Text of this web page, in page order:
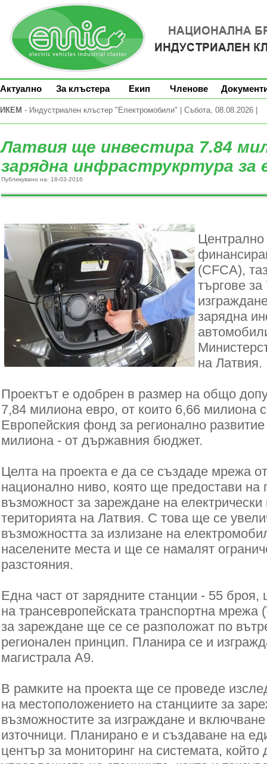
Актуално За клъстера Екип Членове
ИКЕМ - Индустриален клъстер "Електромобили" | Събота, 08.08.2026 |
Латвия ще инвестира 7.84
зарядна инфраструкртура за
Публикувано на: 18-03-2016
Централно
(CFCA),
търгове
зарядна
на Латвия.
Проектът е одобрен в размер на общо
7,84 милиона евро, от които 6,66 милиона
Европейския фонд за регионално
милиона - от държавния бюджет.
Целта на проекта е да се създаде мрежа
национално ниво, която ще предостави на
възможност за зареждане на
територията на Латвия. С това ще се
възможността за излизане на
населените места и ще се намалят
разстояния.
Една част от зарядните станции - 55 броя,
на трансевропейската транспортна мрежа
за зареждане ще се се разположат по
регионален принцип. Планира се и
магистрала A9.
В рамките на проекта ще се проведе
на местоположението на станциите за
възможностите за изграждане и
източници. Планирано е и създаване на
център за мониторинг на системата, който